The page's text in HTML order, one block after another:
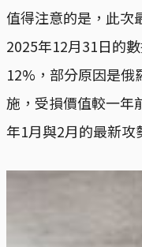
值得注意的是，此次
2025年12月31日的
12%，部分原因是俄
施，受損價值較一年
年1月與2月的最新攻